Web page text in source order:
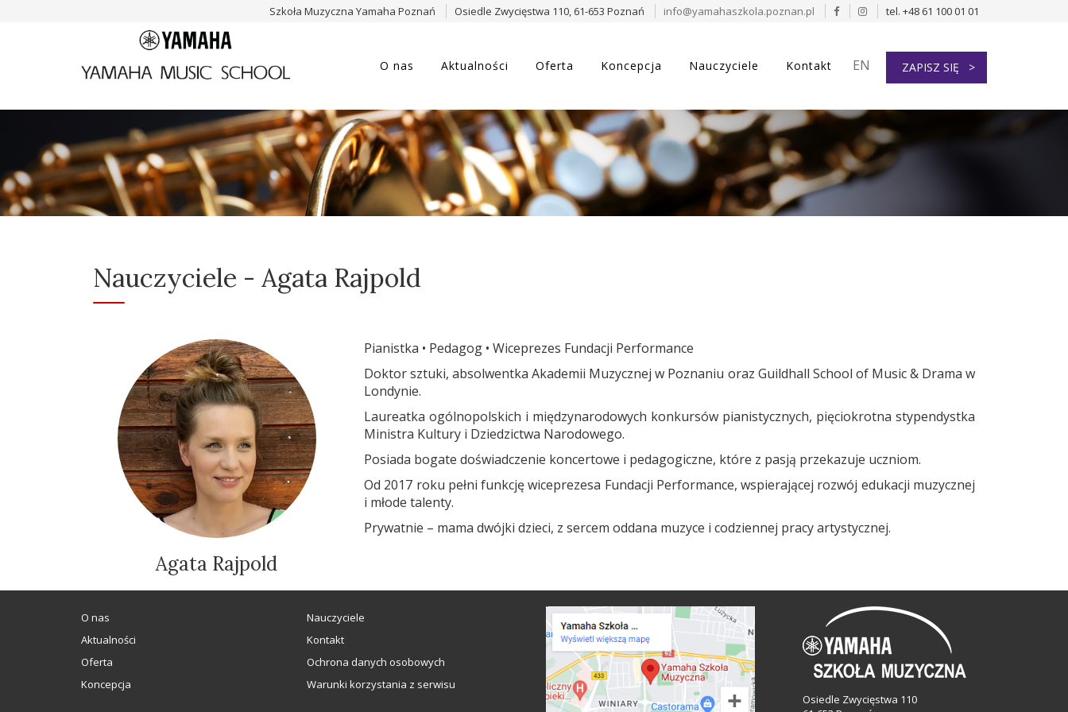
Szkoła Muzyczna Yamaha Poznań Osiedle Zwycięstwa 110, 61-653 Poznań info@yamahaszkola.poznan.pl tel. +48 61 100 01 01
O nas Aktualności Oferta Koncepcja Nauczyciele Kontakt EN ZAPISZ SIĘ
Nauczyciele - Agata Rajpold
Agata Rajpold
Pianistka • Pedagog • Wiceprezes Fundacji Performance
Doktor sztuki, absolwentka Akademii Muzycznej w Poznaniu oraz Guildhall School of Music & Drama w
Londynie.
Laureatka ogólnopolskich i międzynarodowych konkursów pianistycznych, pięciokrotna stypendystka
Ministra Kultury i Dziedzictwa Narodowego.
Posiada bogate doświadczenie koncertowe i pedagogiczne, które z pasją przekazuje uczniom.
Od 2017 roku pełni funkcję wiceprezesa Fundacji Performance, wspierającej rozwój edukacji muzycznej
i młode talenty.
Prywatnie – mama dwójki dzieci, z sercem oddana muzyce i codziennej pracy artystycznej.
O nas
Aktualności
Oferta
Koncepcja
Nauczyciele
Kontakt
Ochrona danych osobowych
Warunki korzystania z serwisu
Osiedle Zwycięstwa 110